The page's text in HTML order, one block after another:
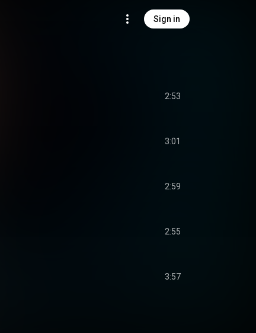
Sign in
2:53
3:01
2:59
2:55
3:57